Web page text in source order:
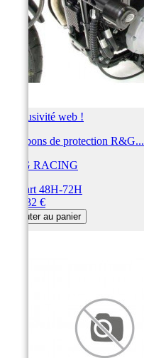
Exclusivité web !
Tampons de protection R&G...
R&G RACING
Départ 48H-72H
221,32 €
Ajouter au panier